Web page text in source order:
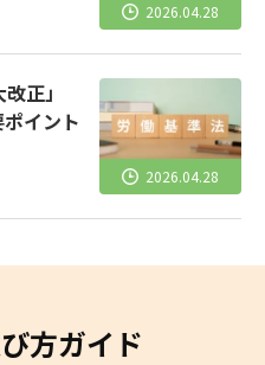
2026.04.28
正」
イント
2026.04.28
方ガイド